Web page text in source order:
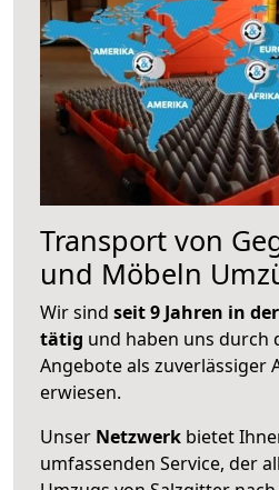
Transport von
und Möbeln
Wir sind seit 9 Jahren in
tätig und haben uns durch
Angebote als zuverlässiger
erwiesen.
Unser Netzwerk bietet
umfassenden Service, der